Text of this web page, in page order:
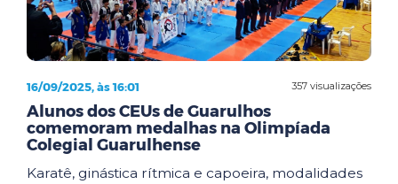
357 visualizações
16/09/2025, às 16:01
Alunos dos CEUs de Guarulhos
comemoram medalhas na Olimpíada
Colegial Guarulhense
Karatê, ginástica rítmica e capoeira, modalidades